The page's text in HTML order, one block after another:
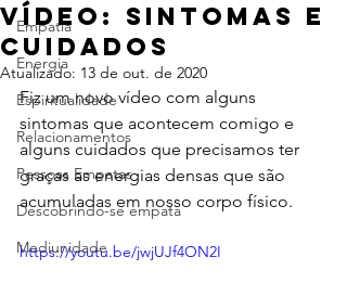
Empatia
Energia
Espiritualidade
Relacionamentos
Pessoas Empatas
Descobrindo-se empata
Mediunidade
Vídeo: Sintomas e
Cuidados
Atualizado: 13 de out. de 2020
Fiz um novo vídeo com alguns
sintomas que acontecem comigo e
alguns cuidados que precisamos ter
graças as energias densas que são
acumuladas em nosso corpo físico.
https://youtu.be/jwjUJf4ON2I